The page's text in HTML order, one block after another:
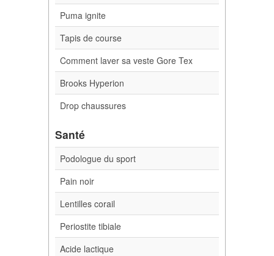
Puma ignite
Tapis de course
Comment laver sa veste Gore Tex
Brooks Hyperion
Drop chaussures
Santé
Podologue du sport
Pain noir
Lentilles corail
Periostite tibiale
Acide lactique